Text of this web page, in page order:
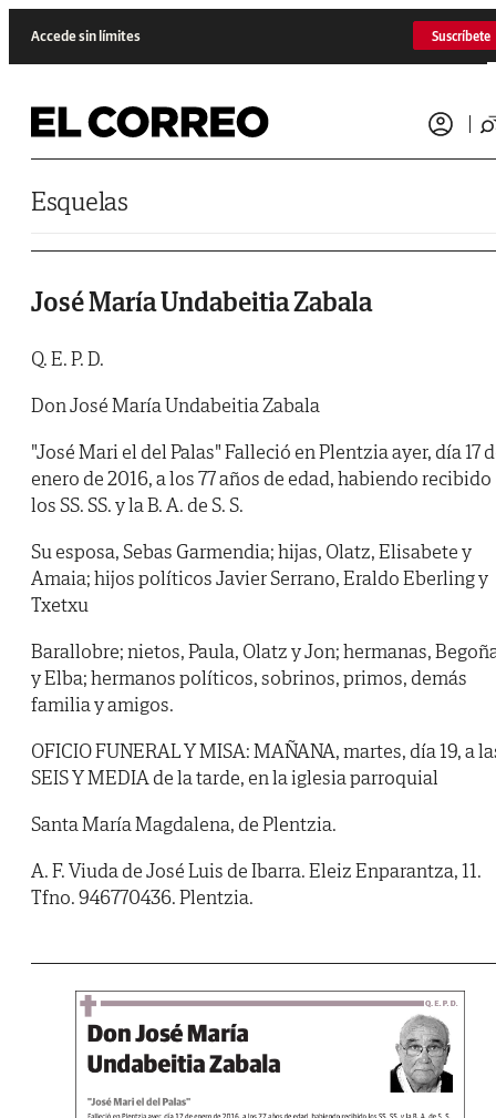
Accede sin límites Suscríbete
Esquelas
José María Undabeitia Zabala
Q. E. P. D.
Don José María Undabeitia Zabala
"José Mari el del Palas" Falleció en Plentzia ayer, día 17
enero de 2016, a los 77 años de edad, habiendo recibido
los SS. SS. y la B. A. de S. S.
Su esposa, Sebas Garmendia; hijas, Olatz, Elisabete y
Amaia; hijos políticos Javier Serrano, Eraldo Eberling y
Txetxu
Barallobre; nietos, Paula, Olatz y Jon; hermanas,
y Elba; hermanos políticos, sobrinos, primos, demás
familia y amigos.
OFICIO FUNERAL Y MISA: MAÑANA, martes, día 19, a
SEIS Y MEDIA de la tarde, en la iglesia parroquial
Santa María Magdalena, de Plentzia.
A. F. Viuda de José Luis de Ibarra. Eleiz Enparantza, 11.
Tfno. 946770436. Plentzia.